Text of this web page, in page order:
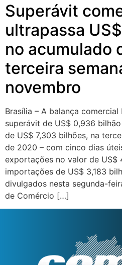
Superávit
ultrapassa
no acumulado
terceira
novembro
Brasília – A balança
superávit de US$ 0,936
de US$ 7,303 bilhões, na
de 2020 – com cinco dias
exportações no valor de US$
importações de US$ 3,183
divulgados nesta segunda-
de Comércio […]